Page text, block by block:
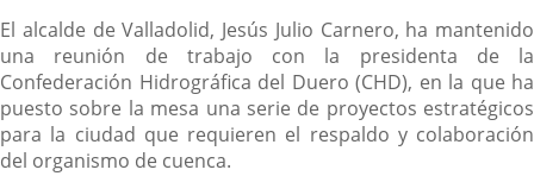
Descripción
El alcalde de Valladolid, Jesús Julio Carnero, ha mantenido
una reunión de trabajo con la presidenta de la
Confederación Hidrográfica del Duero (CHD), en la que ha
puesto sobre la mesa una serie de proyectos estratégicos
para la ciudad que requieren el respaldo y colaboración
del organismo de cuenca.